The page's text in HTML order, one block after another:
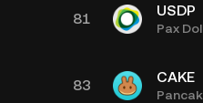
81 USDP
Pax
83 CAKE